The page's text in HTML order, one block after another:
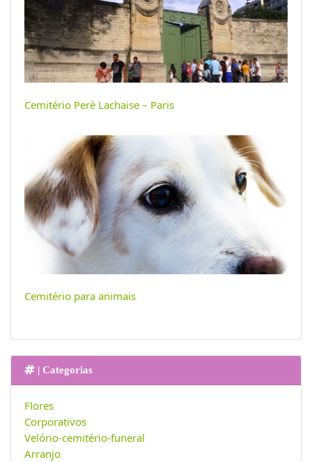
Cemitério Perè Lachaise – Paris
Cemitério para animais
| Categorias
Flores
Corporativos
Velório-cemitério-funeral
Arranjo